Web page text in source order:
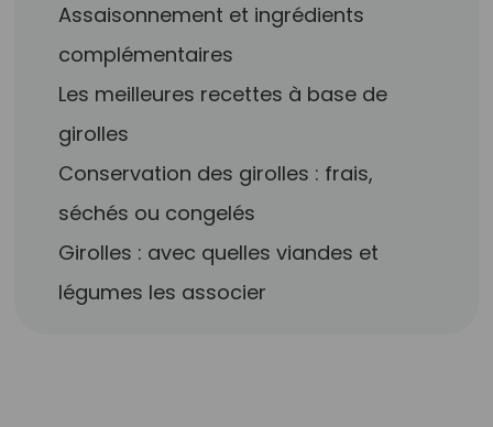
Assaisonnement et ingrédients
complémentaires
Les meilleures recettes à base de
girolles
Conservation des girolles : frais,
séchés ou congelés
Girolles : avec quelles viandes et
légumes les associer